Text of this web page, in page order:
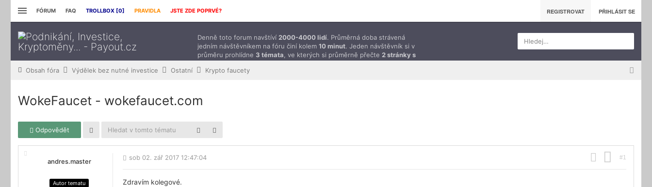
FÓRUM FAQ TROLLBOX [0] PRAVIDLA JSTE ZDE POPRVÉ? REGISTROVAT PŘIHLÁSIT SE
Denně toto forum navštíví 2000-4000 lidí. Průměrná doba strávená
jedním návštěvníkem na fóru činí kolem 10 minut. Jeden návštěvník si v
průměru prohlídne 3 témata , ve kterých si průměrně přečte 2 stránky s
Hledej…
Obsah fóra Výdělek bez nutné investice Ostatní Krypto faucety
WokeFaucet - wokefaucet.com
Odpovědět
andres.master
Autor tematu
#1
sob 02. zář 2017 12:47:04
Zdravím kolegové.